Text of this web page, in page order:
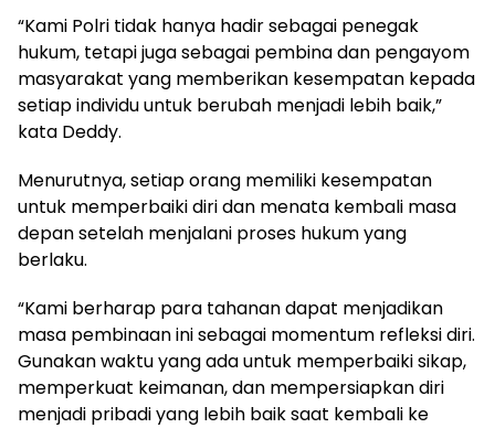
“Kami Polri tidak hanya hadir sebagai penegak
hukum, tetapi juga sebagai pembina dan pengayom
masyarakat yang memberikan kesempatan kepada
setiap individu untuk berubah menjadi lebih baik,”
kata Deddy.
Menurutnya, setiap orang memiliki kesempatan
untuk memperbaiki diri dan menata kembali masa
depan setelah menjalani proses hukum yang
berlaku.
“Kami berharap para tahanan dapat menjadikan
masa pembinaan ini sebagai momentum refleksi diri.
Gunakan waktu yang ada untuk memperbaiki sikap,
memperkuat keimanan, dan mempersiapkan diri
menjadi pribadi yang lebih baik saat kembali ke